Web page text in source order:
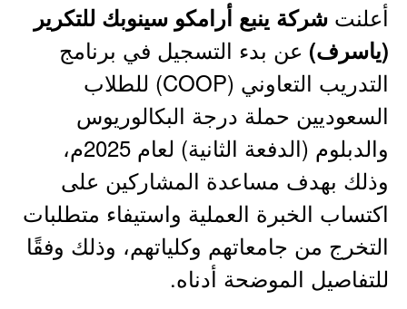
أعلنت شركة ينبع أرامكو سينوبك للتكرير
(ياسرف) عن بدء التسجيل في برنامج
التدريب التعاوني (COOP) للطلاب
السعوديين حملة درجة البكالوريوس
والدبلوم (الدفعة الثانية) لعام 2025م،
وذلك بهدف مساعدة المشاركين على
اكتساب الخبرة العملية واستيفاء متطلبات
التخرج من جامعاتهم وكلياتهم، وذلك وفقًا
للتفاصيل الموضحة أدناه.